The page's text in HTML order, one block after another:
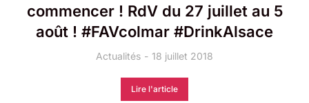
commencer ! RdV du 27 juillet au 5
août ! #FAVcolmar ​#DrinkAlsace
Actualités 18 juillet 2018
Lire l'article